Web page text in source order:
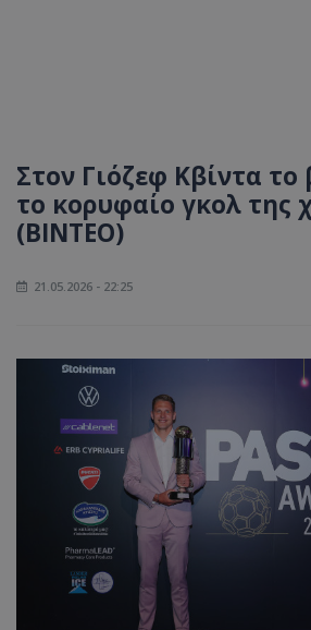
Στον Γιόζεφ Κβίντα το
το κορυφαίο γκολ της
(ΒΙΝΤΕΟ)
21.05.2026 - 22:25